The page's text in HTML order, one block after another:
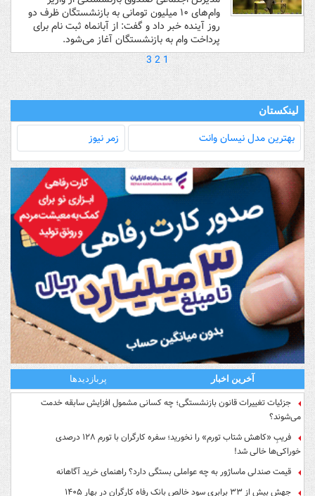
وام‌های ۱۰ میلیون تومانی به بازنشستگان ظرف دو
روز آینده خبر داد و گفت: از آبانماه ثبت نام برای
پرداخت وام به بازنشستگان آغاز می‌شود.
1
2
3
لینکستان
بهترین مدل‌ نیسان وانت زمر نیوز
آخرین اخبار پربازدیدها
جزئیات تغییرات قانون بازنشستگی؛ چه کسانی مشمول افزایش سابقه خدمت
می‌شوند؟
فریبِ «کاهش شتاب تورم» را نخورید؛ سفره کارگران با تورم ۱۲۸ درصدی
خوراکی‌ها خالی شد!
قیمت صندلی ماساژور به چه عواملی بستگی دارد؟ راهنمای خرید آگاهانه
جهش بیش از ۳۳ برابری سود خالص بانک رفاه کارگران در بهار ۱۴۰۵